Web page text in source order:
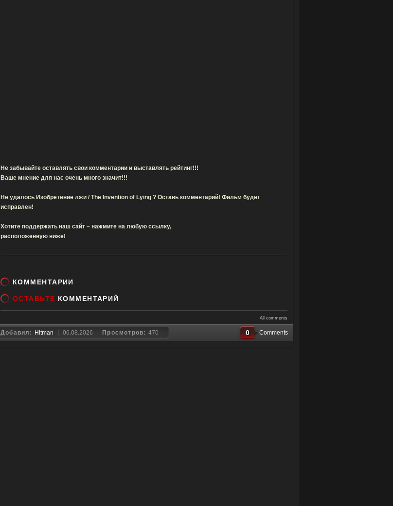
Не забывайте оставлять свои комментарии и выставлять рейтинг!!!
Ваше мнение для нас очень много значит!!!
Не удалось Изобретение лжи / The Invention of Lying ? Оставь комментарий! Фильм будет
исправлен!
Хотите поддержать наш сайт – нажмите на любую ссылку,
расположенную ниже!
КОММЕНТАРИИ
ОСТАВЬТЕ КОММЕНТАРИЙ
All comments
Добавил: Hitman 06.08.2026 Просмотров: 470 0 Comments